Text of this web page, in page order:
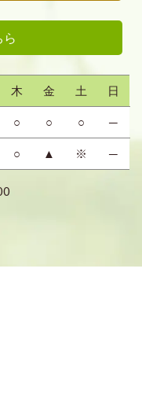
ら
木 金 土 日
○ ○ ○ ─
○ ▲ ※ ─